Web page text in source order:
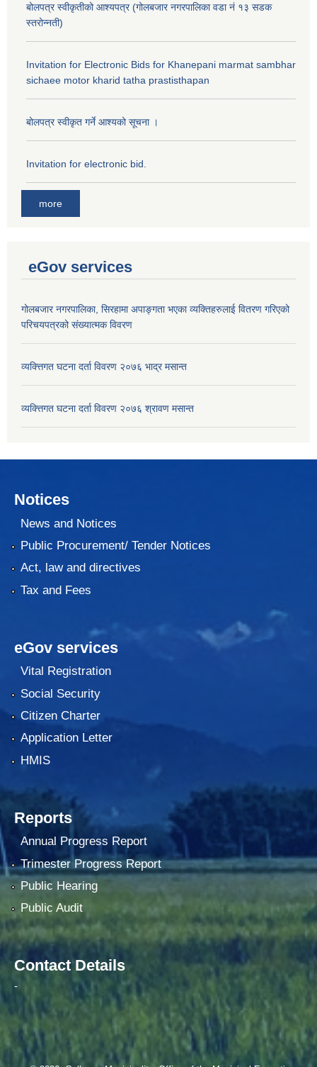
बोलपत्र स्वीकृतीको आश्यपत्र (गोलबजार नगरपालिका वडा नं १३ सडक
स्तरोन्नती)
Invitation for Electronic Bids for Khanepani marmat sambhar
sichaee motor kharid tatha prastisthapan
बोलपत्र स्वीकृत गर्ने आश्यको सूचना ।
Invitation for electronic bid.
more
eGov services
गोलबजार नगरपालिका, सिरहामा अपाङ्गता भएका व्यक्तिहरुलाई वितरण गरिएको
परिचयपत्रको संख्यात्मक विवरण
व्यक्त्तिगत घटना दर्ता विवरण २०७६ भाद्र मसान्त
व्यक्त्तिगत घटना दर्ता विवरण २०७६ श्रावण मसान्त
Notices
News and Notices
Public Procurement/ Tender Notices
Act, law and directives
Tax and Fees
eGov services
Vital Registration
Social Security
Citizen Charter
Application Letter
HMIS
Reports
Annual Progress Report
Trimester Progress Report
Public Hearing
Public Audit
Contact Details
-